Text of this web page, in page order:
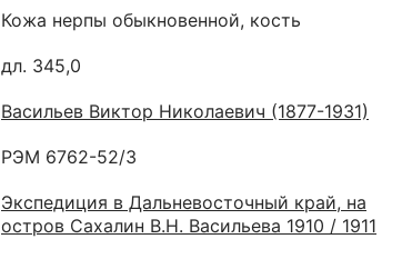
Кожа нерпы обыкновенной, кость
дл. 345,0
Васильев Виктор Николаевич (1877-1931)
РЭМ 6762-52/3
Экспедиция в Дальневосточный край, на
остров Сахалин В.Н. Васильева 1910 / 1911